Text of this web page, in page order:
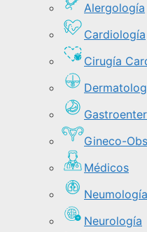
Alergología
Cardiología
Cirugía
Gineco-
Médicos
Neumología
Neurología